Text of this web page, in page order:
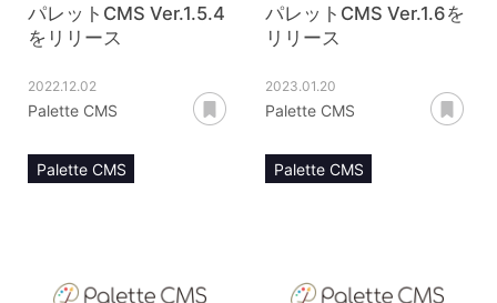
パレットCMS Ver.1.5.4
をリリース
2022.12.02
Palette CMS
あとで読む
Palette CMS
パレットCMS Ver.1.6を
リリース
2023.01.20
Palette CMS
Palette CMS